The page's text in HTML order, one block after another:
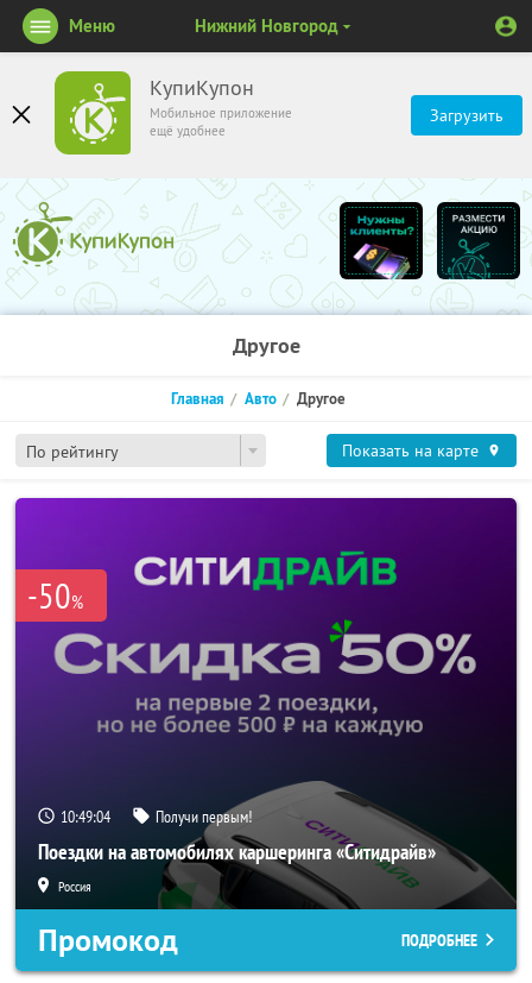
КупиКупон
Мобильное приложение
ещё удобнее
Загрузить
Меню Нижний Новгород
Другое
По рейтингу
Главная Авто Другое
Показать на карте
-50%
10:49:04 Получи первым!
Поездки на автомобилях каршеринга «Ситидрайв»
Россия
Промокод ПОДРОБНЕЕ